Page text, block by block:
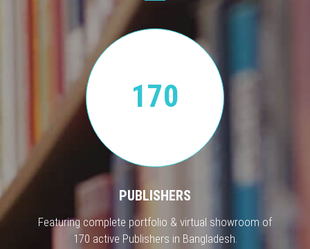
170
PUBLISHERS
Featuring complete portfolio & virtual showroom of
170 active Publishers in Bangladesh.